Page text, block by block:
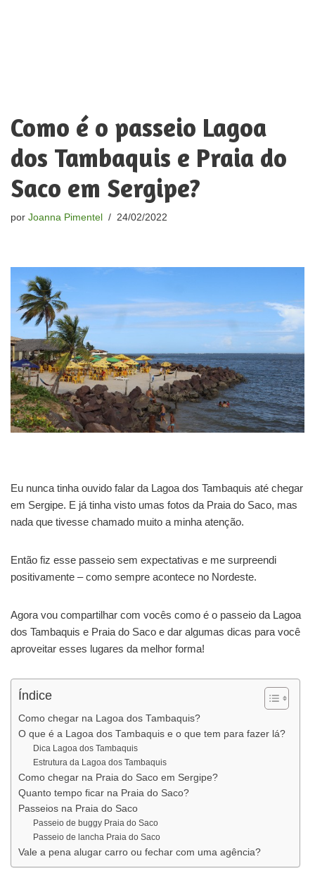
Como é o passeio Lagoa
dos Tambaquis e Praia do
Saco em Sergipe?
por Joanna Pimentel 24/02/2022
Eu nunca tinha ouvido falar da Lagoa dos Tambaquis até chegar
em Sergipe. E já tinha visto umas fotos da Praia do Saco, mas
nada que tivesse chamado muito a minha atenção.
Então fiz esse passeio sem expectativas e me surpreendi
positivamente – como sempre acontece no Nordeste.
Agora vou compartilhar com vocês como é o passeio da Lagoa
dos Tambaquis e Praia do Saco e dar algumas dicas para você
aproveitar esses lugares da melhor forma!
Índice
Como chegar na Lagoa dos Tambaquis?
O que é a Lagoa dos Tambaquis e o que tem para fazer lá?
Dica Lagoa dos Tambaquis
Estrutura da Lagoa dos Tambaquis
Como chegar na Praia do Saco em Sergipe?
Quanto tempo ficar na Praia do Saco?
Passeios na Praia do Saco
Passeio de buggy Praia do Saco
Passeio de lancha Praia do Saco
Vale a pena alugar carro ou fechar com uma agência?